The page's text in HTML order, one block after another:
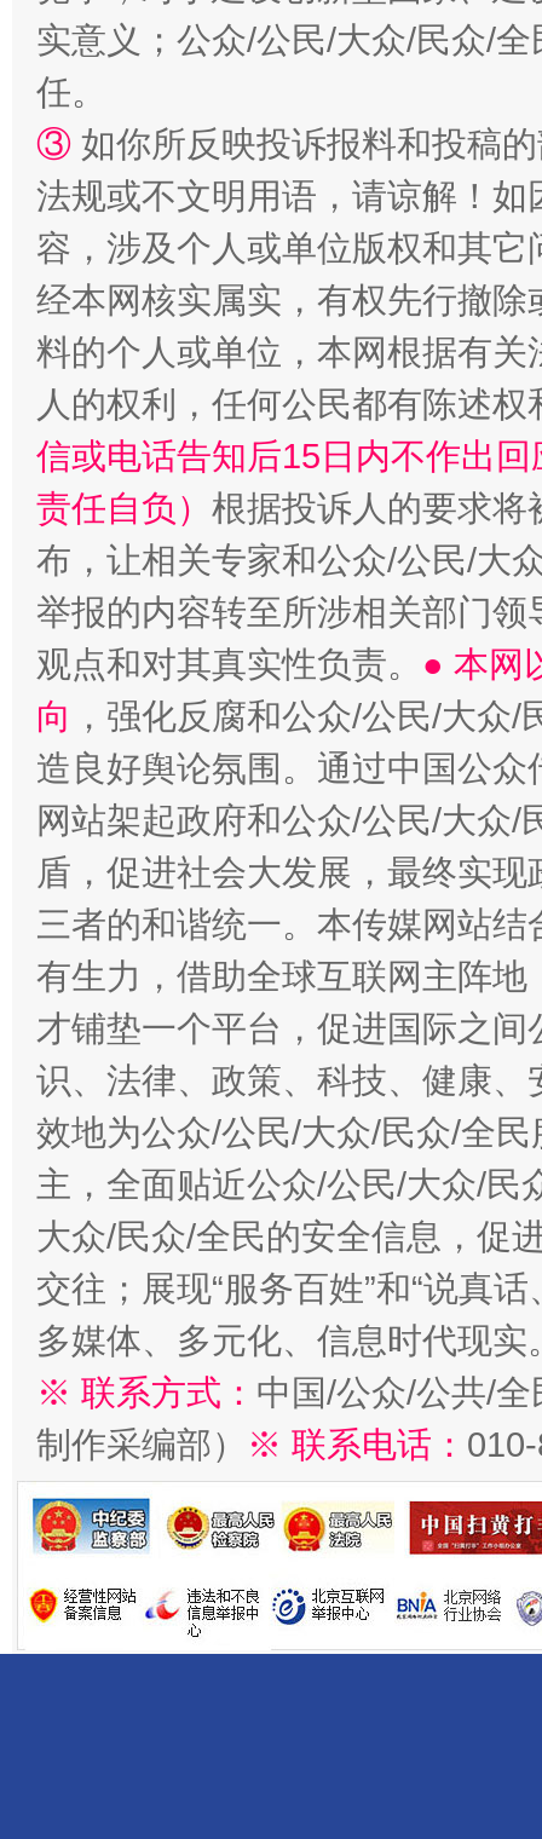
实意义；公众/公民/大众/民众/
任。
③ 如你所反映投诉报料和投稿
法规或不文明用语，请谅解！
容，涉及个人或单位版权和其它
经本网核实属实，有权先行撤
料的个人或单位，本网根据有
人的权利，任何公民都有陈述
信或电话告知后15日内不作出
责任自负） 根据投诉人的要求将
布，让相关专家和公众/公民/大
举报的内容转至所涉相关部门
观点和对其真实性负责。 ● 本网
向 ，强化反腐和公众/公民/大众
造良好舆论氛围。通过中国公
网站架起政府和公众/公民/大众
盾，促进社会大发展，最终实
三者的和谐统一。本传媒网站
有生力，借助全球互联网主阵
才铺垫一个平台，促进国际之
识、法律、政策、科技、健康
效地为公众/公民/大众/民众/全
主，全面贴近公众/公民/大众/民
大众/民众/全民的安全信息，促
交往；展现“服务百姓”和“说真
多媒体、多元化、信息时代现实
※ 联系方式： 中国/公众/公共/
制作采编部）
※ 联系电话：